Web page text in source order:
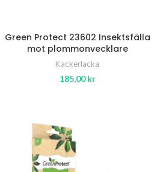
Green Protect 23602 Insektsfälla
mot plommonvecklare
Kackerlacka
185,00kr